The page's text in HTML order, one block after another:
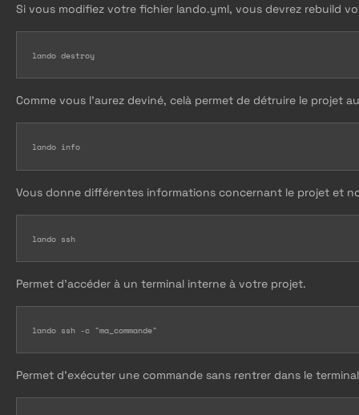
Si vous modifiez votre fichier lando.yml, vous devrez rebuild
lando destroy
Comme vous l’aurez deviné, celà permet de détruire le projet
lando info
Vous donne différentes informations concernant le projet et
lando ssh
Permet d’accéder à un terminal interne à votre projet.
lando ssh -c "ma_commande"
Permet d'exécuter une commande sans rentrer dans le terminal